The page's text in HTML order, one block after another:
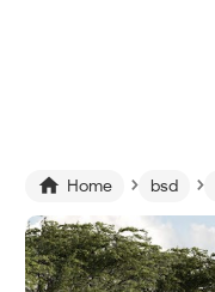
 Home › bsd ›